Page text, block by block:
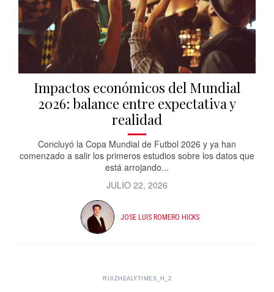
Impactos económicos del Mundial
2026: balance entre expectativa y
realidad
Concluyó la Copa Mundial de Futbol 2026 y ya han
comenzado a salir los primeros estudios sobre los datos que
está arrojando...
JULIO 22, 2026
JOSE LUIS ROMERO HICKS
RUIZHEALYTIMES_H_2